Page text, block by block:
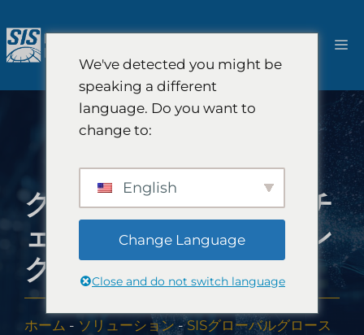
ン
テ
メ
ュ
ー
グローバルサプライチ
ェーンコンサルティン
グ
ホーム - ソリューション -SISグローバルグロース
We've detected you might be
speaking a different
language. Do you want to
change to:
English
Change Language
Close and do not switch language